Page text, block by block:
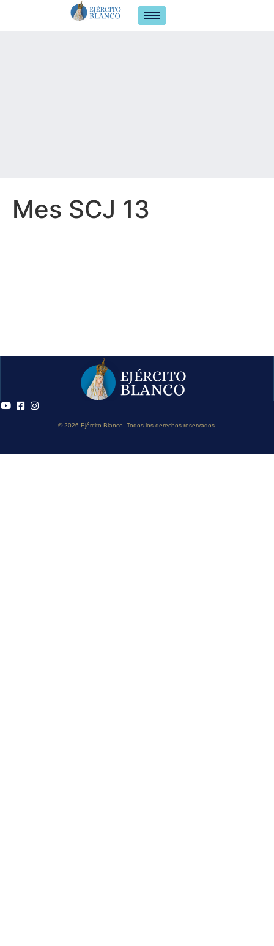
Mes SCJ 13
© 2026 Ejército Blanco. Todos los derechos reservados.